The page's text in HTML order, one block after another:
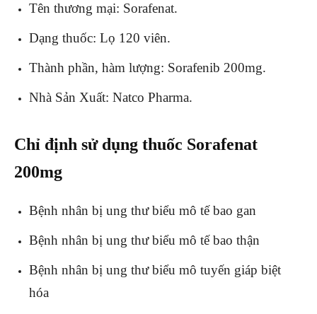
Tên thương mại: Sorafenat.
Dạng thuốc: Lọ 120 viên.
Thành phần, hàm lượng: Sorafenib 200mg.
Nhà Sản Xuất: Natco Pharma.
Chỉ định sử dụng thuốc Sorafenat
200mg
Bệnh nhân bị ung thư biểu mô tế bao gan
Bệnh nhân bị ung thư biểu mô tế bao thận
Bệnh nhân bị ung thư biểu mô tuyến giáp biệt
hóa